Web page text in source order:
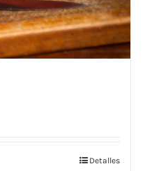
Detalles